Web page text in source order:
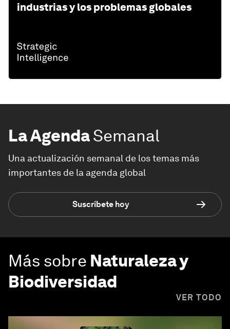
industrias y los problemas globales
La AgendaSemanal
Una actualización semanal de los temas más
importantes de la agenda global
Suscríbete hoy
Más sobre Naturaleza y
Biodiversidad
VER TODO